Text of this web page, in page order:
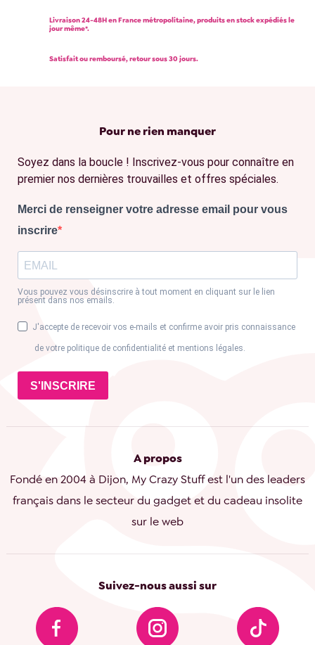
Livraison 24-48H en France métropolitaine, produits en stock expédiés le
jour même*.
Satisfait ou remboursé, retour sous 30 jours.
Pour ne rien manquer
Soyez dans la boucle ! Inscrivez-vous pour connaître en
premier nos dernières trouvailles et offres spéciales.
Merci de renseigner votre adresse email pour vous
inscrire
Vous pouvez vous désinscrire à tout moment en cliquant sur le lien
présent dans nos emails.
J'accepte de recevoir vos e-mails et confirme avoir pris connaissance
de votre politique de confidentialité et mentions légales.
S'INSCRIRE
A propos
Fondé en 2004 à Dijon, My Crazy Stuff est l'un des leaders
français dans le secteur du gadget et du cadeau insolite
sur le web
Suivez-nous aussi sur